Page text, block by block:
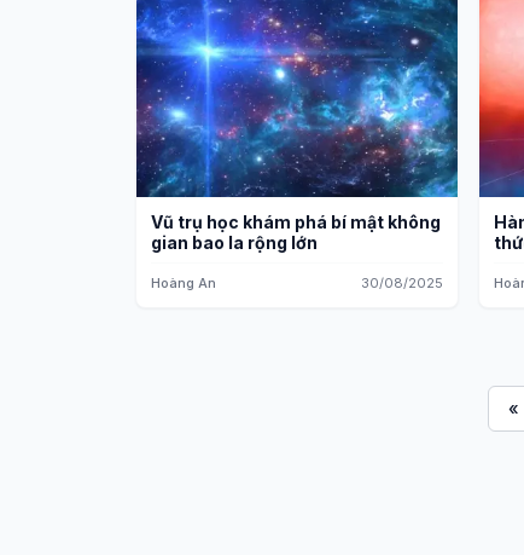
Vũ trụ học khám phá bí mật không
gian bao la rộng lớn
Hoàng An 30/08/2025
«